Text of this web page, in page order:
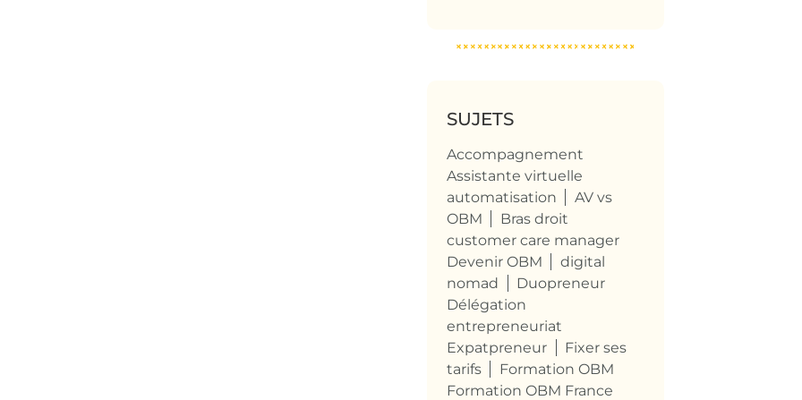
SUJETS
Accompagnement
Assistante virtuelle
automatisation
AV vs
OBM
Bras droit
customer care manager
Devenir OBM
digital
nomad
Duopreneur
Délégation
entrepreneuriat
Expatpreneur
Fixer ses
tarifs
Formation OBM
Formation OBM France